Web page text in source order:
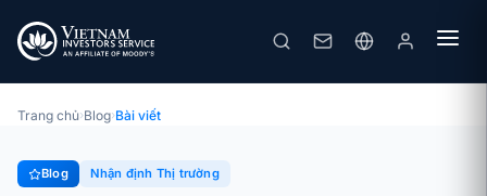
Nhận định Thị trường · 25/02/2025
Trang chủ›Blog›Bài viết
Blog Nhận định Thị trường